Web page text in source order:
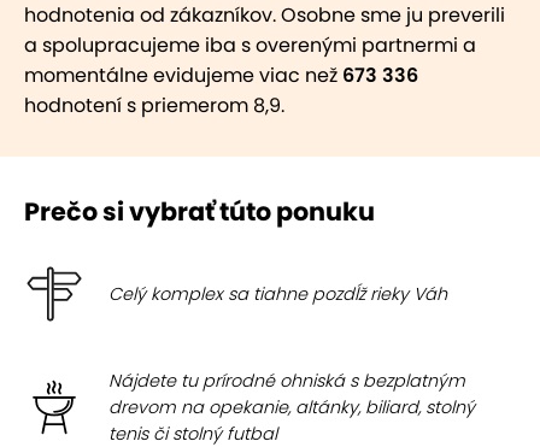
hodnotenia od zákazníkov. Osobne sme ju preverili
a spolupracujeme iba s overenými partnermi a
momentálne evidujeme viac než 673 336
hodnotení s priemerom 8,9.
Prečo si vybrať túto ponuku
Celý komplex sa tiahne pozdĺž rieky Váh
Nájdete tu prírodné ohniská s bezplatným
drevom na opekanie, altánky, biliard, stolný
tenis či stolný futbal